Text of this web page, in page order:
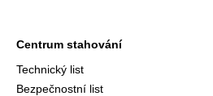
Centrum stahování
Technický list
Bezpečnostní list